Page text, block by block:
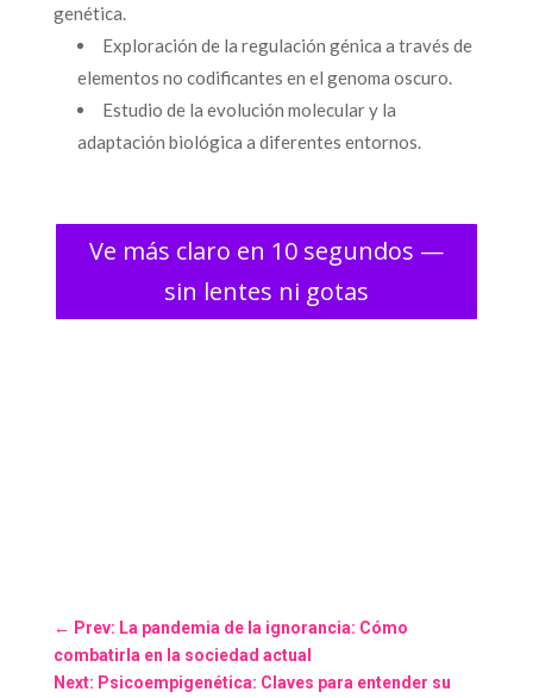
genética.
Exploración de la regulación génica a través de
elementos no codificantes en el genoma oscuro.
Estudio de la evolución molecular y la
adaptación biológica a diferentes entornos.
Ve más claro en 10 segundos —
sin lentes ni gotas
← Prev: La pandemia de la ignorancia: Cómo
combatirla en la sociedad actual
Next: Psicoempigenética: Claves para entender su